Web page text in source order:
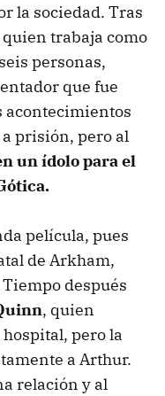
la sociedad. Tras
trabaja como
personas,
que fue
acontecimientos
prisión, pero al
un ídolo para el
película, pues
de Arkham,
después
, quien
pero la
a Arthur.
relación y al